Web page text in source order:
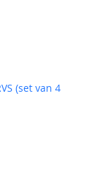
(set van 4